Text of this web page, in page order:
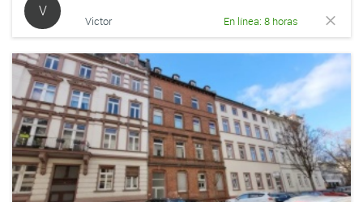
V
Victor En línea: 8 horas